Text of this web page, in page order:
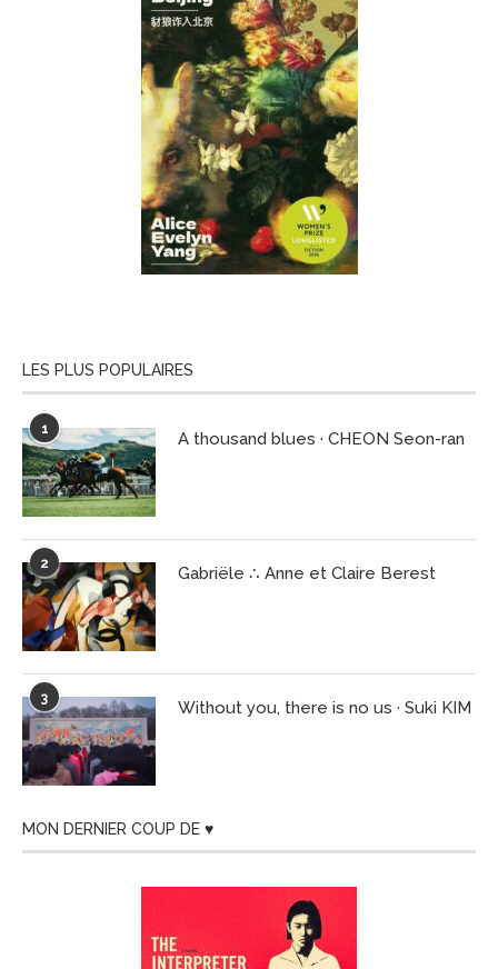
LES PLUS POPULAIRES
1 A thousand blues · CHEON Seon-ran
2 Gabriële ∴ Anne et Claire Berest
3 Without you, there is no us · Suki KIM
MON DERNIER COUP DE ♥